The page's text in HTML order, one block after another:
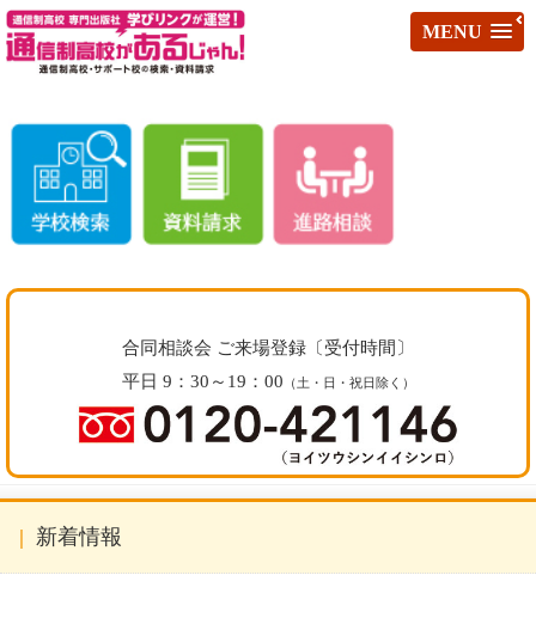
MENU
合同相談会 ご来場登録〔受付時間〕
平日 9：30～19：00 （土・日・祝日除く）
新着情報